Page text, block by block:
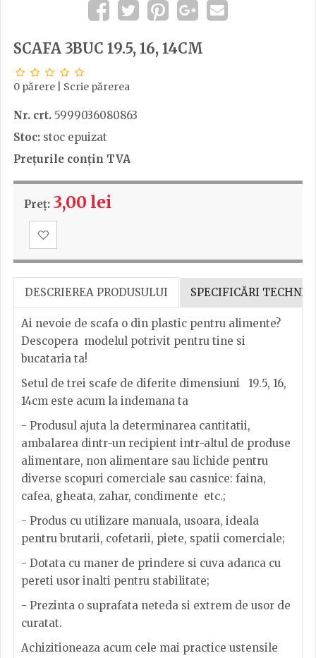
SCAFA 3BUC 19.5, 16, 14CM
0 părere Scrie părerea
Nr. crt. 5999036080863
Stoc: stoc epuizat
Prețurile conțin TVA
Preț: 3,00 lei
DESCRIEREA PRODUSULUI SPECIFICĂRI
Ai nevoie de scafa o din plastic pentru alimente?
Descopera modelul potrivit pentru tine si
bucataria ta!
Setul de trei scafe de diferite dimensiuni 19.5, 16,
14cm este acum la indemana ta
- Produsul ajuta la determinarea cantitatii,
ambalarea dintr-un recipient intr-altul de produse
alimentare, non alimentare sau lichide pentru
diverse scopuri comerciale sau casnice: faina,
cafea, gheata, zahar, condimente etc.;
- Produs cu utilizare manuala, usoara, ideala
pentru brutarii, cofetarii, piete, spatii comerciale;
- Dotata cu maner de prindere si cuva adanca cu
pereti usor inalti pentru stabilitate;
- Prezinta o suprafata neteda si extrem de usor de
curatat.
Achizitioneaza acum cele mai practice ustensile